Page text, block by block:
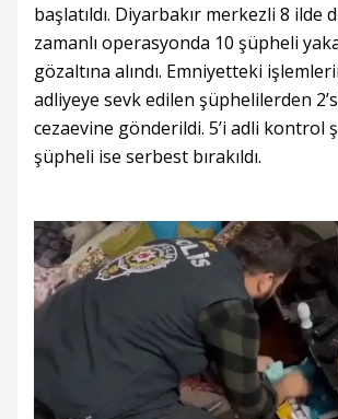
başlatıldı. Diyarbakır merkezli 8 ilde
zamanlı operasyonda 10 şüpheli
gözaltına alındı. Emniyetteki
adliyeye sevk edilen şüphelilerden
cezaevine gönderildi. 5’i adli kontrol
şüpheli ise serbest bırakıldı.